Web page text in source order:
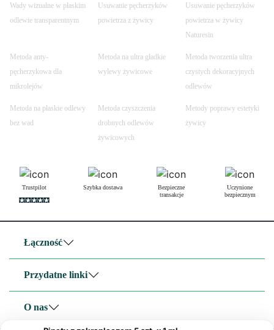
Wady wizualne w płaskim
odlewie transparentnym
Usuwanie pęcherzyków
powietrza z żywicy
Usuwanie pęcherzyków
powietrza w żywicy
Naturesin
Metoda anty-
pęcherzykowa dla
mikrolejów
Metoda na ultra gładkie
wylewy żywicowe
Metoda tworzenia ultra
czystych dekoracyjnych
odlewów
Metoda na płaskie odlewy
bez wad
Metoda czyszczenia
drobnych odlewów
żywicowych
Metody poprawy estetyki
żywicy
Trustpilot Szybka dostawa
Bezpieczne
transakcje
Uczynione
bezpiecznym
Łączność
Przydatne linki
O nas